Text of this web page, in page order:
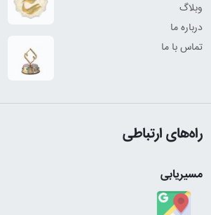
وبلاگ
درباره ما
تماس با ما
راه‌های ارتباطی
مسیریابی